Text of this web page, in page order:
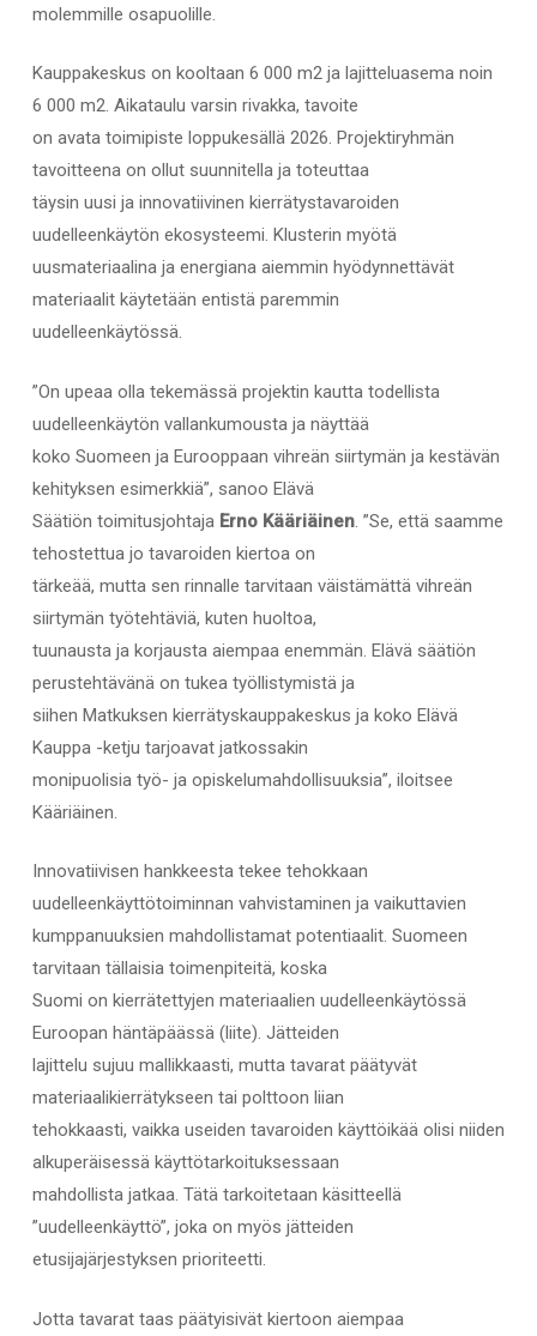
molemmille osapuolille.
Kauppakeskus on kooltaan 6 000 m2 ja lajitteluasema noin
6 000 m2. Aikataulu varsin rivakka, tavoite
on avata toimipiste loppukesällä 2026. Projektiryhmän
tavoitteena on ollut suunnitella ja toteuttaa
täysin uusi ja innovatiivinen kierrätystavaroiden
uudelleenkäytön ekosysteemi. Klusterin myötä
uusmateriaalina ja energiana aiemmin hyödynnettävät
materiaalit käytetään entistä paremmin
uudelleenkäytössä.
”On upeaa olla tekemässä projektin kautta todellista
uudelleenkäytön vallankumousta ja näyttää
koko Suomeen ja Eurooppaan vihreän siirtymän ja kestävän
kehityksen esimerkkiä”, sanoo Elävä
Säätiön toimitusjohtaja Erno Kääriäinen. ”Se, että saamme
tehostettua jo tavaroiden kiertoa on
tärkeää, mutta sen rinnalle tarvitaan väistämättä vihreän
siirtymän työtehtäviä, kuten huoltoa,
tuunausta ja korjausta aiempaa enemmän. Elävä säätiön
perustehtävänä on tukea työllistymistä ja
siihen Matkuksen kierrätyskauppakeskus ja koko Elävä
Kauppa -ketju tarjoavat jatkossakin
monipuolisia työ- ja opiskelumahdollisuuksia”, iloitsee
Kääriäinen.
Innovatiivisen hankkeesta tekee tehokkaan
uudelleenkäyttötoiminnan vahvistaminen ja vaikuttavien
kumppanuuksien mahdollistamat potentiaalit. Suomeen
tarvitaan tällaisia toimenpiteitä, koska
Suomi on kierrätettyjen materiaalien uudelleenkäytössä
Euroopan häntäpäässä (liite). Jätteiden
lajittelu sujuu mallikkaasti, mutta tavarat päätyvät
materiaalikierrätykseen tai polttoon liian
tehokkaasti, vaikka useiden tavaroiden käyttöikää olisi niiden
alkuperäisessä käyttötarkoituksessaan
mahdollista jatkaa. Tätä tarkoitetaan käsitteellä
”uudelleenkäyttö”, joka on myös jätteiden
etusijajärjestyksen prioriteetti.
Jotta tavarat taas päätyisivät kiertoon aiempaa